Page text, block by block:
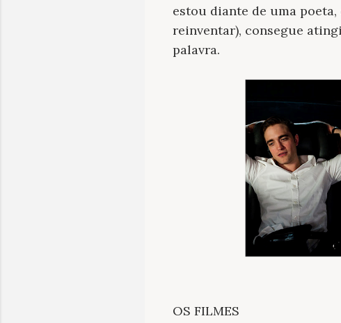
estou diante de uma
reinventar), consegue
palavra.
OS FILMES